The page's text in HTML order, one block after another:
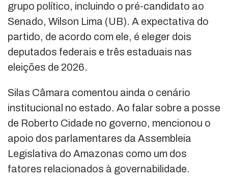
grupo político, incluindo o pré-candidato ao
Senado, Wilson Lima (UB). A expectativa do
partido, de acordo com ele, é eleger dois
deputados federais e três estaduais nas
eleições de 2026.
Silas Câmara comentou ainda o cenário
institucional no estado. Ao falar sobre a posse
de Roberto Cidade no governo, mencionou o
apoio dos parlamentares da Assembleia
Legislativa do Amazonas como um dos
fatores relacionados à governabilidade.